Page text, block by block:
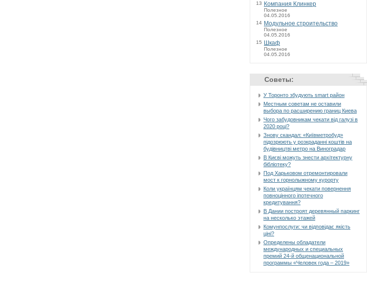
13
Компания Клинкер
Полезное
04.05.2016
14 Модульное строительство
Полезное
04.05.2016
15
Шкаф
Полезное
04.05.2016
Советы:
У Торонто збудують smart район
Местным советам не оставили
выбора по расширению границ Киева
Чого забудовникам чекати від галузі в
2020 році?
Знову скандал: «Київметробуд»
підозрюють у розкраданні коштів на
будівництві метро на Виноградар
В Києві можуть знести архітектурну
бібліотеку?
Под Харьковом отремонтировали
мост к горнолыжному курорту
Коли українцям чекати повернення
повноцінного іпотечного
кредитування?
В Дании построят деревянный паркинг
на несколько этажей
Комунпослуги: чи відповідає якість
ціні?
Определены обладатели
международных и специальных
премий 24-й общенациональной
программы «Человек года – 2019»